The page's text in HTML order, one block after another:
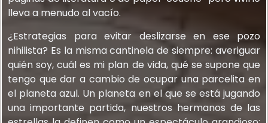
lleva a menudo al vacío.
¿Estrategias para evitar deslizarse en ese pozo
nihilista? Es la misma cantinela de siempre: averiguar
quién soy, cuál es mi plan de vida, qué se supone que
tengo que dar a cambio de ocupar una parcelita en
el planeta azul. Un planeta en el que se está jugando
una importante partida, nuestros hermanos de las